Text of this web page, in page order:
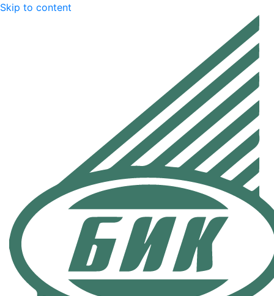
Skip to content